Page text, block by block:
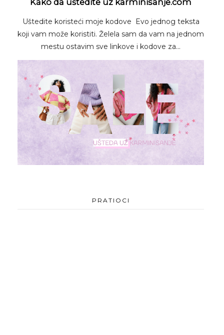
Kako da uštedite uz karminisanje.com
Uštedite koristeći moje kodove Evo jednog teksta
koji vam može koristiti. Želela sam da vam na jednom
mestu ostavim sve linkove i kodove za...
PRATIOCI